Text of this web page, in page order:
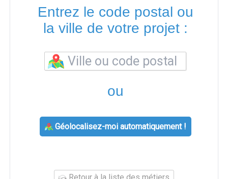
Entrez le code postal ou
la ville de votre projet :
ou
Géolocalisez-moi automatiquement !